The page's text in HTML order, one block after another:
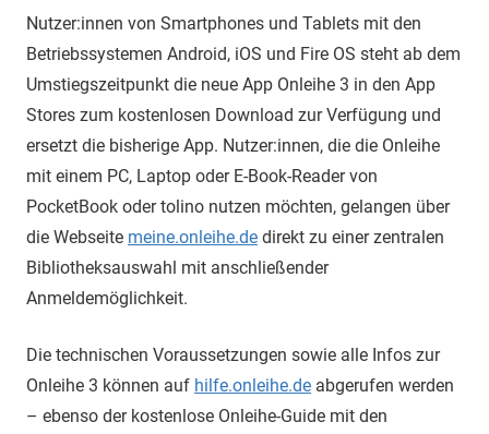
Nutzer:innen von Smartphones und Tablets mit den
Betriebssystemen Android, iOS und Fire OS steht ab dem
Umstiegszeitpunkt die neue App Onleihe 3 in den App
Stores zum kostenlosen Download zur Verfügung und
ersetzt die bisherige App. Nutzer:innen, die die Onleihe
mit einem PC, Laptop oder E-Book-Reader von
PocketBook oder tolino nutzen möchten, gelangen über
die Webseite meine.onleihe.de direkt zu einer zentralen
Bibliotheksauswahl mit anschließender
Anmeldemöglichkeit.
Die technischen Voraussetzungen sowie alle Infos zur
Onleihe 3 können auf hilfe.onleihe.de abgerufen werden
– ebenso der kostenlose Onleihe-Guide mit den